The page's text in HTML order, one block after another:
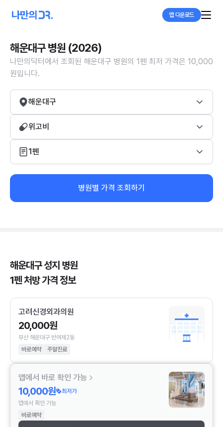
앱 다운로드
해운대구 병원 (2026)
나만의닥터에서 조회된 해운대구 병원의 1펜 최저 가격은 10,000
원입니다.
해운대구
위고비
1펜
병원별 가격 조회하기
해운대구 성지 병원
1펜 처방 가격 정보
고려신경외과의원
20,000원
부산 해운대구 반여제2동
바로예약
주말진료
앱에서 바로 확인 가능
10,000원
최저가
앱에서 확인 가능
바로예약